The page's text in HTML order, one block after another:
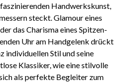
Handwerkskunst,
steckt. Glamour eines
das Charisma eines Spitzen-
Uhr am Handgelenk drückt
individuellen Stil und seine
Klassiker, wie eine stilvolle
als perfekte Begleiter zum